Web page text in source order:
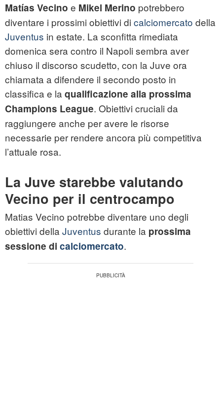
Matías Vecino e Mikel Merino potrebbero
diventare i prossimi obiettivi di calciomercato della
Juventus in estate. La sconfitta rimediata
domenica sera contro il Napoli sembra aver
chiuso il discorso scudetto, con la Juve ora
chiamata a difendere il secondo posto in
classifica e la qualificazione alla prossima
Champions League. Obiettivi cruciali da
raggiungere anche per avere le risorse
necessarie per rendere ancora più competitiva
l’attuale rosa.
La Juve starebbe valutando
Vecino per il centrocampo
Matias Vecino potrebbe diventare uno degli
obiettivi della Juventus durante la prossima
sessione di calciomercato.